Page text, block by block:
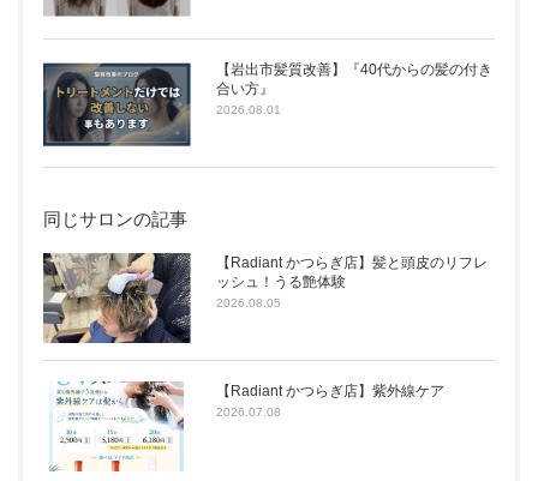
【岩出市髪質改善】『40代からの髪の付き
合い方』
2026.08.01
同じサロンの記事
【Radiant かつらぎ店】髪と頭皮のリフレ
ッシュ！うる艶体験
2026.08.05
【Radiant かつらぎ店】紫外線ケア
2026.07.08